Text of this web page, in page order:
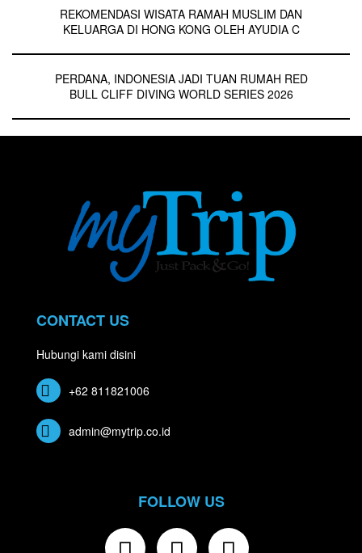
REKOMENDASI WISATA RAMAH MUSLIM DAN
KELUARGA DI HONG KONG OLEH AYUDIA C
PERDANA, INDONESIA JADI TUAN RUMAH RED
BULL CLIFF DIVING WORLD SERIES 2026
CONTACT US
Hubungi kami disini
+62 811821006
admin@mytrip.co.id
FOLLOW US